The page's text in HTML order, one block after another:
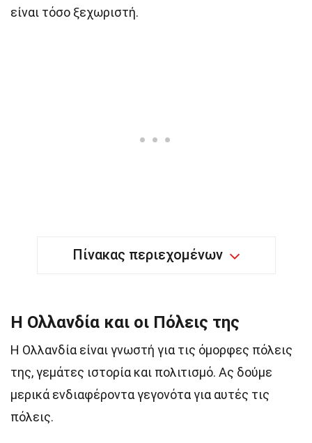
είναι τόσο ξεχωριστή.
Πίνακας περιεχομένων
Η Ολλανδία και οι Πόλεις της
Η Ολλανδία είναι γνωστή για τις όμορφες πόλεις
της, γεμάτες ιστορία και πολιτισμό. Ας δούμε
μερικά ενδιαφέροντα γεγονότα για αυτές τις
πόλεις.